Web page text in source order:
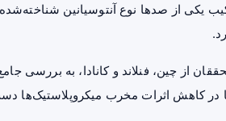
یکی از صدها نوع آنتوسیانین
از چین، فنلاند و کانادا، به بررسی
در کاهش اثرات مخرب میکروپلاستیک‌ها